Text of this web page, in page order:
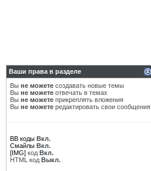
Ваши права в разделе
Вы не можете создавать новые темы
Вы не можете отвечать в темах
Вы не можете прикреплять вложения
Вы не можете редактировать свои сообщения
BB коды Вкл.
Смайлы Вкл.
[IMG] код Вкл.
HTML код Выкл.